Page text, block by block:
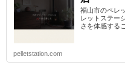
福山市のペレ
レットステー
さを体感する
pelletstation.com